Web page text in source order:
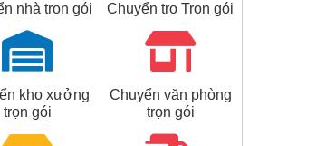
nhà trọn gói
kho xưởng
trọn gói
Chuyển trọ Trọn gói
Chuyển văn phòng
trọn gói